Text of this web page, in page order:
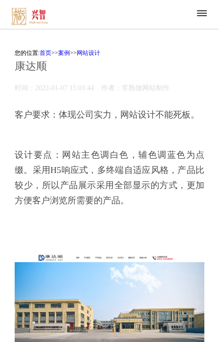
您的位置:首页>>案例>> 网站设计
康达顺
时间：2022-01-07 15:03:44 作者：常熟做网站制作
客户要求：体现公司实力，网站设计不能死板。
设计要点：网站主色调白色，辅色调蓝色为点
缀。采用H5响应式，多终端自适应风格，产品比
较少，所以产品展示采用全部显示的方式，更加
方便客户浏览所需要的产品。